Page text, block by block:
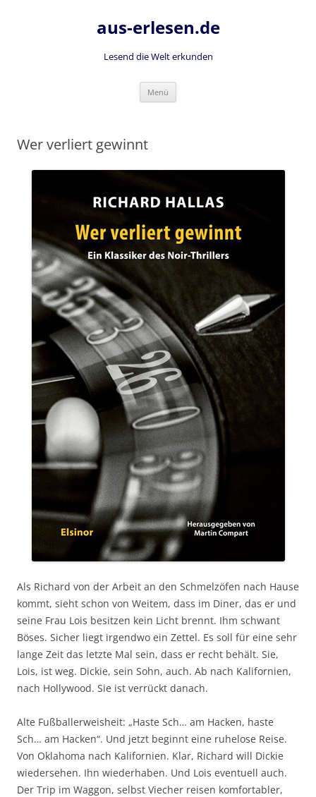
aus-erlesen.de
Lesend die Welt erkunden
Menü
Wer verliert gewinnt
Als Richard von der Arbeit an den Schmelzöfen nach Hause
kommt, sieht schon von Weitem, dass im Diner, das er und
seine Frau Lois besitzen kein Licht brennt. Ihm schwant
Böses. Sicher liegt irgendwo ein Zettel. Es soll für eine sehr
lange Zeit das letzte Mal sein, dass er recht behält. Sie,
Lois, ist weg. Dickie, sein Sohn, auch. Ab nach Kalifornien,
nach Hollywood. Sie ist verrückt danach.
Alte Fußballerweisheit: „Haste Sch… am Hacken, haste
Sch… am Hacken“. Und jetzt beginnt eine ruhelose Reise.
Von Oklahoma nach Kalifornien. Klar, Richard will Dickie
wiedersehen. Ihn wiederhaben. Und Lois eventuell auch.
Der Trip im Waggon, selbst Viecher reisen komfortabler,